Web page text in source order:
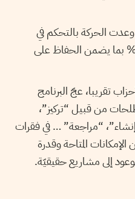
الحركة بالتحكم في
حتّى لا تتجاوز حدود ال4% بما يضمن الحفاظ على
تقريبا، عجّ البرنامج
من قبيل “تركيز”،
“مراجعة” … في فقرات
المتاحة وقدرة
إلى مشاريع حقيقيّة.